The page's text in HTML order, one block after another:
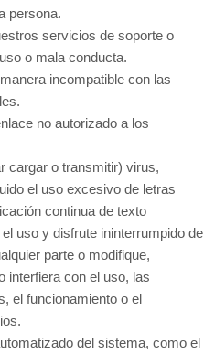
persona.
servicios de soporte o
o mala conducta.
incompatible con las
no autorizado a los
cargar o transmitir) virus,
el uso excesivo de letras
continua de texto
uso y disfrute ininterrumpido de
parte o modifique,
interfiera con el uso, las
el funcionamiento o el
del sistema, como el